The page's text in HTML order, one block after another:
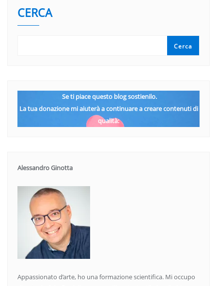
CERCA
Cerca
Se ti piace questo blog sostienilo.
La tua donazione mi aiuterà a continuare a creare contenuti di
qualità:
Alessandro Ginotta
Appassionato d’arte, ho una formazione scientifica. Mi occupo